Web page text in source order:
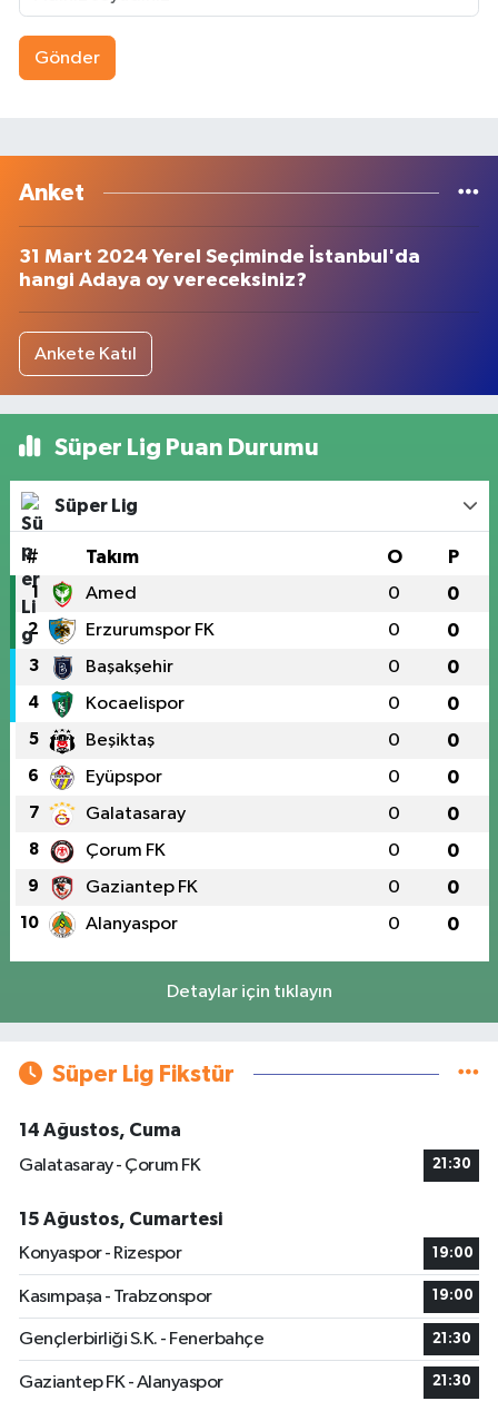
Gönder
Anket
31 Mart 2024 Yerel Seçiminde İstanbul'da
hangi Adaya oy vereceksiniz?
Ankete Katıl
Süper Lig Puan Durumu
Süper Lig
# Takım O P
1 Amed 0 0
2 Erzurumspor FK 0 0
3 Başakşehir 0 0
4 Kocaelispor 0 0
5 Beşiktaş 0 0
6 Eyüpspor 0 0
7 Galatasaray 0 0
8 Çorum FK 0 0
9 Gaziantep FK 0 0
10 Alanyaspor 0 0
Detaylar için tıklayın
Süper Lig Fikstür
14 Ağustos, Cuma
Galatasaray - Çorum FK
21:30
15 Ağustos, Cumartesi
Konyaspor - Rizespor
19:00
Kasımpaşa - Trabzonspor 19:00
Gençlerbirliği S.K. - Fenerbahçe 21:30
Gaziantep FK - Alanyaspor 21:30